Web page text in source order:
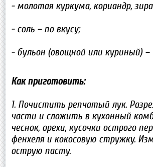
- молотая куркума, кориандр,
- соль – по вкусу;
- бульон (овощной или куриный) –
Как приготовить:
1. Почистить репчатый лук.
части и сложить в кухонный
чеснок, орехи, кусочки острого
фенхеля и кокосовую стружку.
острую пасту.